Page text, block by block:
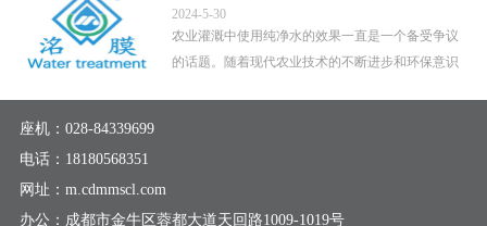
2024-5-30
农业灌溉中使用纯净水的效果一直是一个备受争议
的话题。随着现代农业技术的不断进步和环保意识
座机： 028-84339699
电话： 18180568351
网址：m.cdmmscl.com
办公：成都市金牛区蓉都大道天回路1009-1019号